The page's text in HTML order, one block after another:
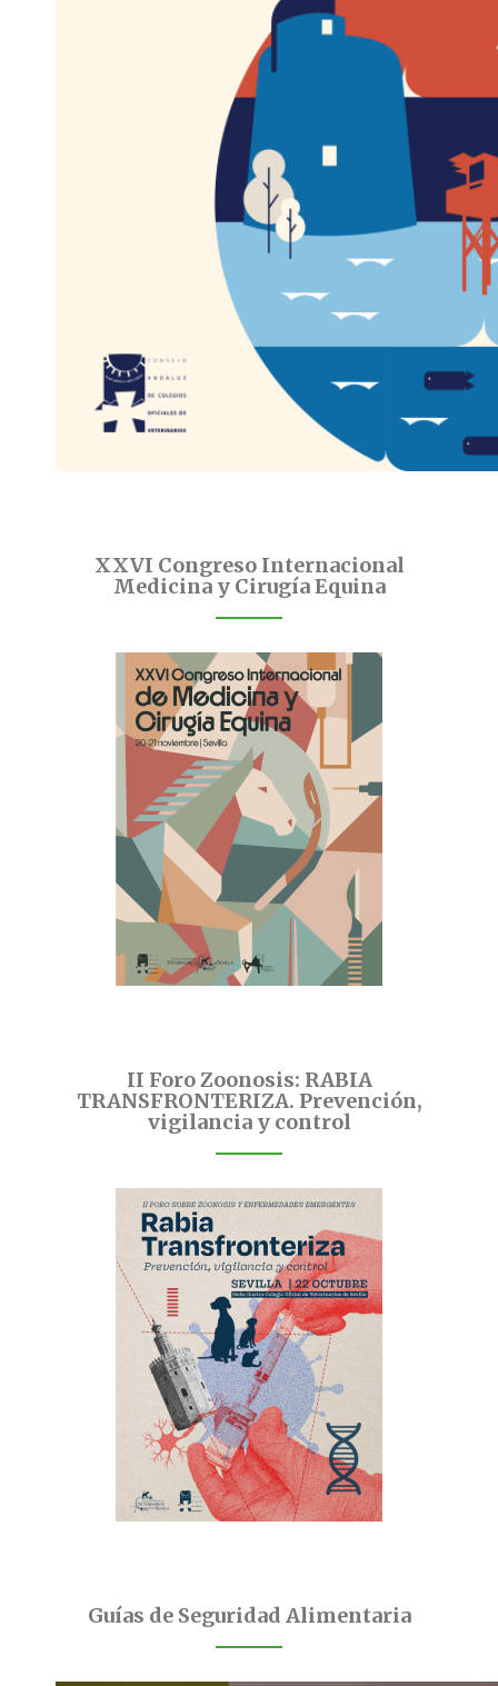
XXVI Congreso Internacional
Medicina y Cirugía Equina
II Foro Zoonosis: RABIA
TRANSFRONTERIZA. Prevención,
vigilancia y control
Guías de Seguridad Alimentaria